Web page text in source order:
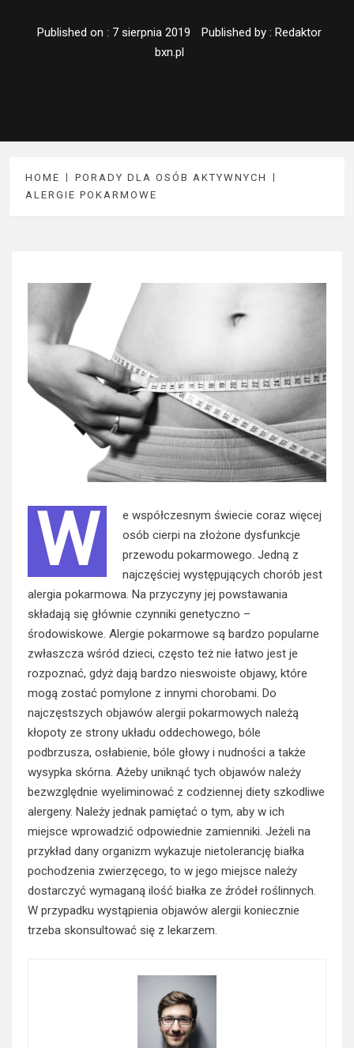
Published on : 7 sierpnia 2019 Published by : Redaktor
bxn.pl
HOME
PORADY DLA OSÓB AKTYWNYCH
ALERGIE POKARMOWE
W
e współczesnym świecie coraz więcej
osób cierpi na złożone dysfunkcje
przewodu pokarmowego. Jedną z
najczęściej występujących chorób jest
alergia pokarmowa. Na przyczyny jej powstawania
składają się głównie czynniki genetyczno –
środowiskowe. Alergie pokarmowe są bardzo popularne
zwłaszcza wśród dzieci, często też nie łatwo jest je
rozpoznać, gdyż dają bardzo nieswoiste objawy, które
mogą zostać pomylone z innymi chorobami. Do
najczęstszych objawów alergii pokarmowych należą
kłopoty ze strony układu oddechowego, bóle
podbrzusza, osłabienie, bóle głowy i nudności a także
wysypka skórna. Ażeby uniknąć tych objawów należy
bezwzględnie wyeliminować z codziennej diety szkodliwe
alergeny. Należy jednak pamiętać o tym, aby w ich
miejsce wprowadzić odpowiednie zamienniki. Jeżeli na
przykład dany organizm wykazuje nietolerancję białka
pochodzenia zwierzęcego, to w jego miejsce należy
dostarczyć wymaganą ilość białka ze źródeł roślinnych.
W przypadku wystąpienia objawów alergii koniecznie
trzeba skonsultować się z lekarzem.